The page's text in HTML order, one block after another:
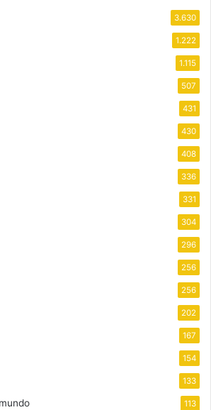
3.630
1.222
1.115
507
431
430
408
336
331
304
296
256
256
202
167
154
133
113